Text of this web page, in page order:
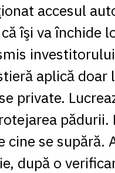
accesul
îşi va închide
aplică doar
private.
pădurii.
cine se supără.
după o